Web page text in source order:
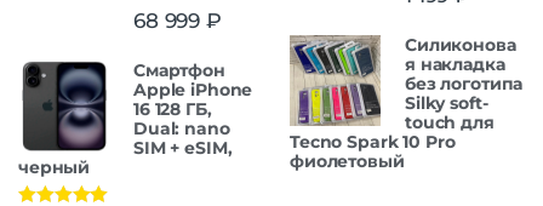
68 999 ₽
Смартфон
Apple iPhone
16 128 ГБ,
Dual: nano
SIM + eSIM,
черный
Силиконова
я накладка
без логотипа
Silky soft-
touch для
Tecno Spark 10 Pro
фиолетовый